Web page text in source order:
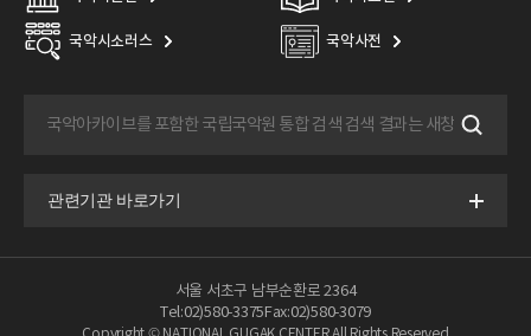
국악시소러스 국악사전
서울 서초구 남부순환로 2364
Tel:02)580-3375Fax:02)580-3079